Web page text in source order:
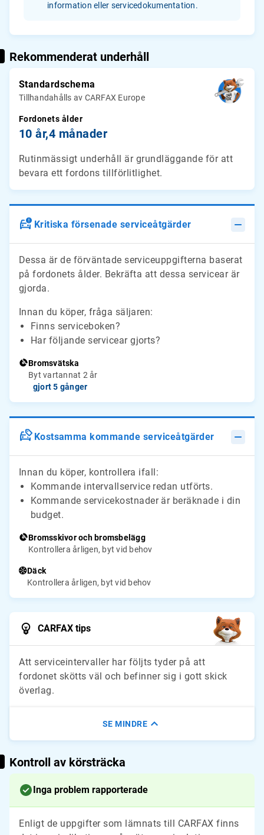
information eller servicedokumentation.
Rekommenderat underhåll
Standardschema
Tillhandahålls av CARFAX Europe
Fordonets ålder
10 år,4 månader
Rutinmässigt underhåll är grundläggande för att
bevara ett fordons tillförlitlighet.
Kritiska försenade serviceåtgärder
Dessa är de förväntade serviceuppgifterna baserat
på fordonets ålder. Bekräfta att dessa servicear är
gjorda.
Innan du köper, fråga säljaren:
Finns serviceboken?
Har följande servicear gjorts?
Bromsvätska
Byt vartannat 2 år
gjort 5 gånger
Kostsamma kommande serviceåtgärder
Innan du köper, kontrollera ifall:
Kommande intervallservice redan utförts.
Kommande servicekostnader är beräknade i din
budget.
Bromsskivor och bromsbelägg
Kontrollera årligen, byt vid behov
Däck
Kontrollera årligen, byt vid behov
CARFAX tips
Att serviceintervaller har följts tyder på att
fordonet skötts väl och befinner sig i gott skick
överlag.
SE MINDRE
Kontroll av körsträcka
Inga problem rapporterade
Enligt de uppgifter som lämnats till CARFAX finns